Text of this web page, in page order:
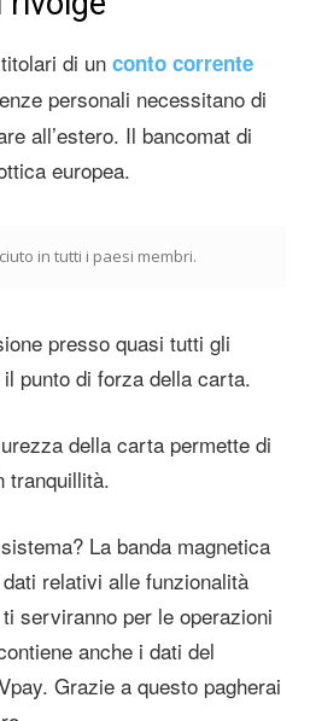
di un conto corrente
personali necessitano di
all’estero. Il bancomat di
europea.
in tutti i paesi membri.
presso quasi tutti gli
punto di forza della carta.
della carta permette di
tranquillità.
La banda magnetica
relativi alle funzionalità
serviranno per le operazioni
anche i dati del
Grazie a questo pagherai